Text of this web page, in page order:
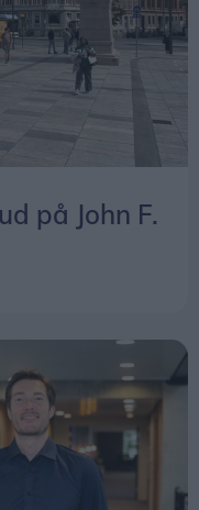
på John F.